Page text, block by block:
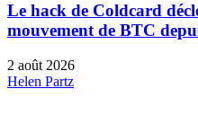
Le hack de Coldcard
mouvement de BTC
2 août 2026
Helen Partz